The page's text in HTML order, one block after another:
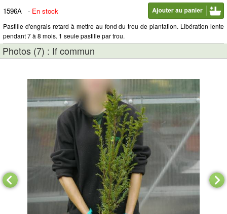
1596A - En stock
Pastille d'engrais retard à mettre au fond du trou de plantation. Libération lente
pendant 7 à 8 mois. 1 seule pastille par trou.
Photos (7) : If commun